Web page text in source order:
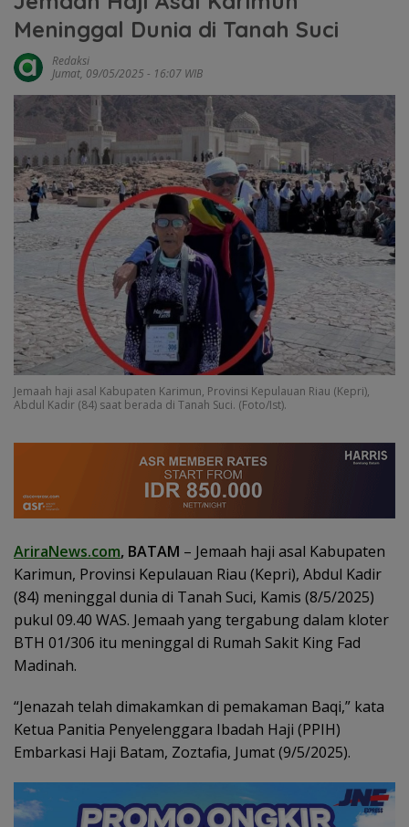
Meninggal Dunia di Tanah Suci
Redaksi
Jumat, 09/05/2025 - 16:07 WIB
Jemaah haji asal Kabupaten Karimun, Provinsi Kepulauan Riau (Kepri),
Abdul Kadir (84) saat berada di Tanah Suci. (Foto/Ist).
AriraNews.com, BATAM – Jemaah haji asal Kabupaten
Karimun, Provinsi Kepulauan Riau (Kepri), Abdul Kadir
(84) meninggal dunia di Tanah Suci, Kamis (8/5/2025)
pukul 09.40 WAS. Jemaah yang tergabung dalam kloter
BTH 01/306 itu meninggal di Rumah Sakit King Fad
Madinah.
“Jenazah telah dimakamkan di pemakaman Baqi,” kata
Ketua Panitia Penyelenggara Ibadah Haji (PPIH)
Embarkasi Haji Batam, Zoztafia, Jumat (9/5/2025).